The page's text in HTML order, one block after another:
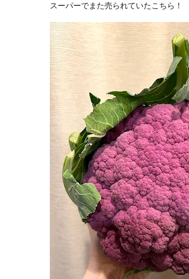
スーパーでまた売られていたこちら！